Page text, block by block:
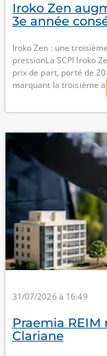
Iroko Zen
3e année
Iroko Zen : une
pressionLa SCPI Iroko
prix de part, porté de
marquant la troisième
31/07/2026 à 16:49
Praemia
Clariane